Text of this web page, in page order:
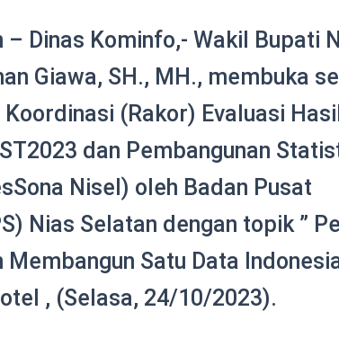
– Dinas Kominfo,- Wakil Bupati
Giawa, SH., MH., membuka
(Rakor) Evaluasi
dan Pembangunan
Nisel) oleh Badan Pusat
Nias Selatan dengan topik ”
Membangun Satu Data
, (Selasa, 24/10/2023).